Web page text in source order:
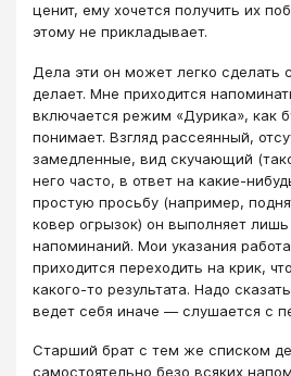
ценит, ему хочется получить их
этому не прикладывает.
Дела эти он может легко сделать
делает. Мне приходится
включается режим «Дурика», как
понимает. Взгляд рассеянный,
замедленные, вид скучающий
него часто, в ответ на какие-
простую просьбу (например,
ковер огрызок) он выполняет
напоминаний. Мои указания
приходится переходить на крик,
какого-то результата. Надо
ведет себя иначе ― слушается с
Старший брат с тем же списком
самостоятельно безо всяких